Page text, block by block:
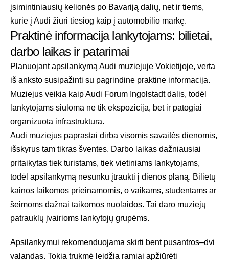
įsimintiniausių kelionės po Bavariją dalių, net ir tiems,
kurie į Audi žiūri tiesiog kaip į automobilio markę.
Praktinė informacija lankytojams: bilietai,
darbo laikas ir patarimai
Planuojant apsilankymą Audi muziejuje Vokietijoje, verta
iš anksto susipažinti su pagrindine praktine informacija.
Muziejus veikia kaip Audi Forum Ingolstadt dalis, todėl
lankytojams siūloma ne tik ekspozicija, bet ir patogiai
organizuota infrastruktūra.
Audi muziejus paprastai dirba visomis savaitės dienomis,
išskyrus tam tikras šventes. Darbo laikas dažniausiai
pritaikytas tiek turistams, tiek vietiniams lankytojams,
todėl apsilankymą nesunku įtraukti į dienos planą. Bilietų
kainos laikomos prieinamomis, o vaikams, studentams ar
šeimoms dažnai taikomos nuolaidos. Tai daro muziejų
patrauklų įvairioms lankytojų grupėms.
Apsilankymui rekomenduojama skirti bent pusantros–dvi
valandas. Tokia trukmė leidžia ramiai apžiūrėti